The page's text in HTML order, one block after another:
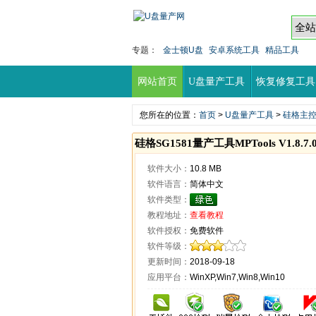
专题： 金士顿U盘 安卓系统工具 精品工具
网站首页 U盘量产工具 恢复修复工具
您所在的位置： 首页 > U盘量产工具 > 硅格主控
硅格SG1581量产工具MPTools
软件大小： 10.8 MB
软件语言： 简体中文
软件类型：
教程地址： 查看教程
软件授权： 免费软件
软件等级：
更新时间： 2018-09-18
应用平台： WinXP,Win7,Win8,Win10